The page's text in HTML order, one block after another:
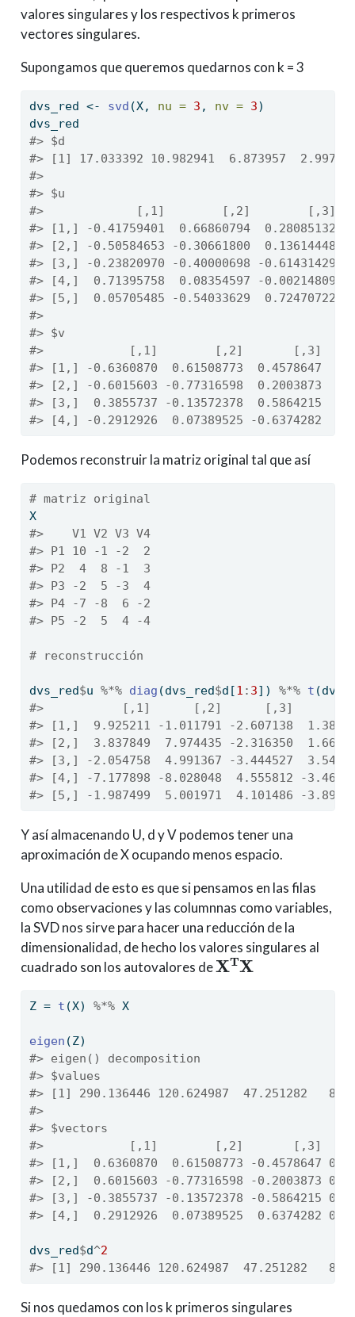
valores singulares y los respectivos k primeros
vectores singulares.
Supongamos que queremos quedarnos con k = 3
dvs_red <- svd (X, nu = 3 , nv = 3)
dvs_red
#> $d
#> [1] 17.033392 10.982941  6.873957
#>
#> $u
#>             [,1]        [,2]        [,3]
#> [1,] -0.41759401  0.66860794  0.28085132
#> [2,] -0.50584653 -0.30661800  0.13614448
#> [3,] -0.23820970 -0.40000698 -0.61431429
#> [4,]  0.71395758  0.08354597 -0.00214809
#> [5,]  0.05705485 -0.54033629  0.72470722
#>
#> $v
#>            [,1]        [,2]       [,3]
#> [1,] -0.6360870  0.61508773  0.4578647
#> [2,] -0.6015603 -0.77316598  0.2003873
#> [3,]  0.3855737 -0.13572378  0.5864215
#> [4,] -0.2912926  0.07389525 -0.6374282
Podemos reconstruir la matriz original tal que así
# matriz original
X
#>    V1 V2 V3 V4
#> P1 10 -1 -2  2
#> P2  4  8 -1  3
#> P3 -2  5 -3  4
#> P4 -7 -8  6 -2
#> P5 -2  5  4 -4
# reconstrucción
dvs_red$u %*% diag (dvs_red$d[1 : 3]) %*% t
#>           [,1]      [,2]      [,3]
#> [1,]  9.925211 -1.011791 -2.607138
#> [2,]  3.837849  7.974435 -2.316350
#> [3,] -2.054758  4.991367 -3.444527
#> [4,] -7.177898 -8.028048  4.555812 -
#> [5,] -1.987499  5.001971  4.101486 -
Y así almacenando U, d y V podemos tener una
aproximación de X ocupando menos espacio.
Una utilidad de esto es que si pensamos en las filas
como observaciones y las columnnas como variables,
la SVD nos sirve para hacer una reducción de la
dimensionalidad, de hecho los valores singulares al
cuadrado son los autovalores de
XTX
Z = t (X) %*% X
eigen (Z)
#> eigen() decomposition
#> $values
#> [1] 290.136446 120.624987  47.251282
#>
#> $vectors
#>            [,1]        [,2]       [,3]
#> [1,]  0.6360870  0.61508773 -0.4578647
#> [2,]  0.6015603 -0.77316598 -0.2003873
#> [3,] -0.3855737 -0.13572378 -0.5864215
#> [4,]  0.2912926  0.07389525  0.6374282
dvs_red$d^2
#> [1] 290.136446 120.624987  47.251282
Si nos quedamos con los k primeros singulares